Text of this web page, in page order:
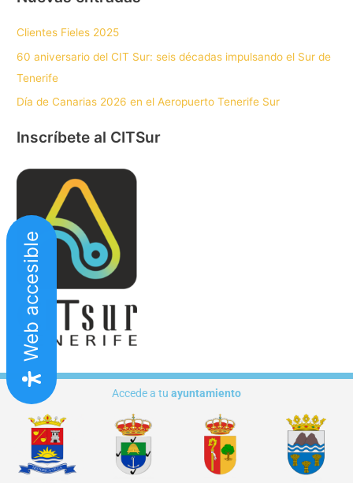
Clientes Fieles 2025
60 aniversario del CIT Sur: seis décadas impulsando el Sur de
Tenerife
Día de Canarias 2026 en el Aeropuerto Tenerife Sur
Inscríbete al CITSur
Accede a tu ayuntamiento
Web accesible